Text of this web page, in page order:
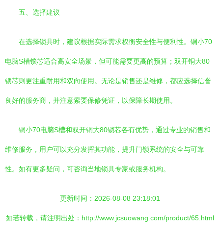
五、选择建议
在选择锁具时，建议根据实际需求权衡安全性与便利性。铜小70
电脑S槽锁芯适合高安全场景，但可能需要更高的预算；双开铜大80
锁芯则更注重耐用和双向使用。无论是销售还是维修，都应选择信誉
良好的服务商，并注意索要保修凭证，以保障长期使用。
铜小70电脑S槽和双开铜大80锁芯各有优势，通过专业的销售和
维修服务，用户可以充分发挥其功能，提升门锁系统的安全与可靠
性。如有更多疑问，可咨询当地锁具专家或服务机构。
更新时间：2026-08-08 23:18:01
如若转载，请注明出处：http://www.jcsuowang.com/product/65.html